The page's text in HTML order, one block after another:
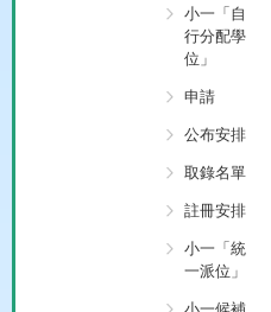
小一「自
行分配學
位」
申請
公布安排
取錄名單
註冊安排
小一「統
一派位」